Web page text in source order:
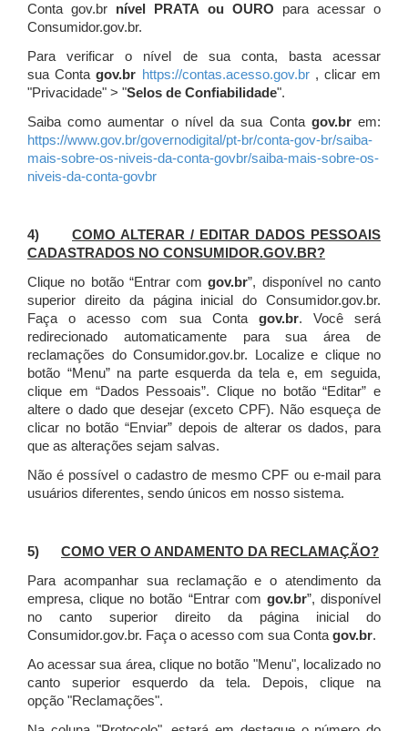
Conta gov.br nível PRATA ou OURO para acessar o
Consumidor.gov.br.
Para verificar o nível de sua conta, basta acessar
sua Contagov.br https://contas.acesso.gov.br, clicar em
"Privacidade" > "Selos de Confiabilidade".
Saiba como aumentar o nível da sua Conta gov.brem:
https://www.gov.br/governodigital/pt-br/conta-gov-br/saiba-
mais-sobre-os-niveis-da-conta-govbr/saiba-mais-sobre-os-
niveis-da-conta-govbr
4) COMO ALTERAR / EDITAR DADOS PESSOAIS
CADASTRADOS NO CONSUMIDOR.GOV.BR?
Clique no botão “Entrar comgov.br”, disponível no canto
superior direito da página inicial do Consumidor.gov.br.
Faça o acesso com sua Conta gov.br. Você será
redirecionado automaticamente para sua área de
reclamações do Consumidor.gov.br.
Localize e clique no
botão “Menu” na parte esquerda da tela e, em seguida,
clique em “Dados Pessoais”. Clique no botão “Editar” e
altere o dado que desejar (exceto CPF). Não esqueça de
clicar no botão “Enviar” depois de alterar os dados, para
que as alterações sejam salvas.
Não é possível o cadastro de mesmo CPF ou e-mail para
usuários diferentes, sendo únicos em nosso sistema.
5) COMO VER O ANDAMENTO DA RECLAMAÇÃO?
Para acompanhar sua reclamação e o atendimento da
empresa, clique no botão “Entrar com gov.br”, disponível
no canto superior direito da página inicial do
Consumidor.gov.br. Faça o acesso com sua Contagov.br.
Ao acessar sua área, clique no botão "Menu", localizado no
canto superior esquerdo da tela. Depois, clique na
opção "Reclamações".